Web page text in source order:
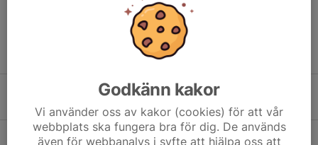
Medalj och dubbla rekord på EM i Toruń
Godkänn kakor
Vi använder oss av kakor (cookies) för att vår
webbplats ska fungera bra för dig. De används
även för webbanalys i syfte att hjälpa oss att